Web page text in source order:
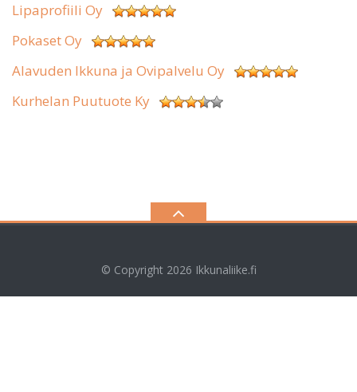
Lipaprofiili Oy
Pokaset Oy
Alavuden Ikkuna ja Ovipalvelu Oy
Kurhelan Puutuote Ky
© Copyright 2026 Ikkunaliike.fi